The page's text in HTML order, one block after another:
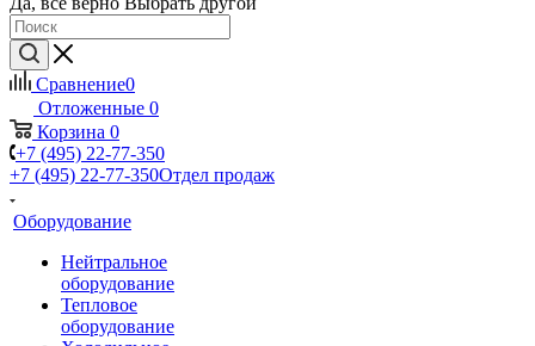
Сравнение0
Отложенные 0
Корзина 0
+7 (495) 22-77-350
+7 (495) 22-77-350Отдел продаж
Оборудование
Нейтральное
оборудование
Тепловое
оборудование